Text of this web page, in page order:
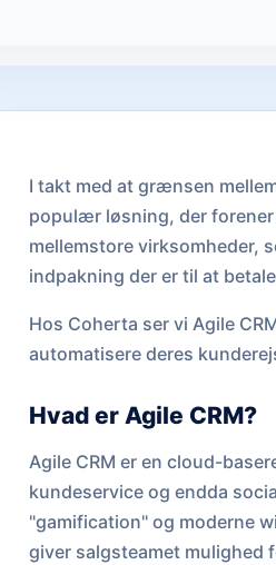
I takt med at grænsen
populær løsning, der forener
mellemstore virksomheder,
indpakning der er til at
Hos Coherta ser vi Agile
automatisere deres
Hvad er Agile CRM?
Agile CRM er en cloud-
kundeservice og endda
"gamification" og moderne
giver salgsteamet mulighed